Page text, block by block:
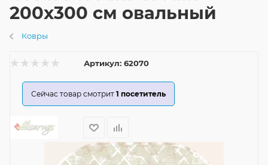
200x300 см овальный
Ковры
Артикул: 62070
Сейчас товар смотрит 1 посетитель